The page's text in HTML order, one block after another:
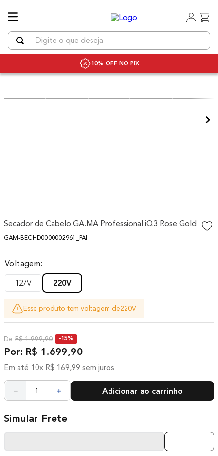
Digite o que deseja
10% OFF NO PIX
Secador de Cabelo GA.MA Professional iQ3 Rose Gold
GAM-BECHD0000002961_PAI
Voltagem
127V 220V
Esse produto tem voltagem de220V
R$ 1.999,90 -15%
R$ 1 .699,90
Em até 10x R$ 169,99 sem juros
＋
－ Adicionar ao carrinho
TERMOS MAIS BUSCADOS
1º
uniq
10º difusor